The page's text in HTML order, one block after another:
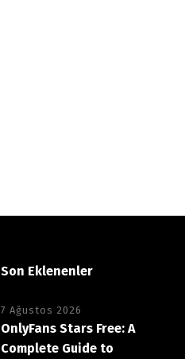
Son Eklenenler
7 Ağustos 2026
OnlyFans Stars Free: A
Complete Guide to